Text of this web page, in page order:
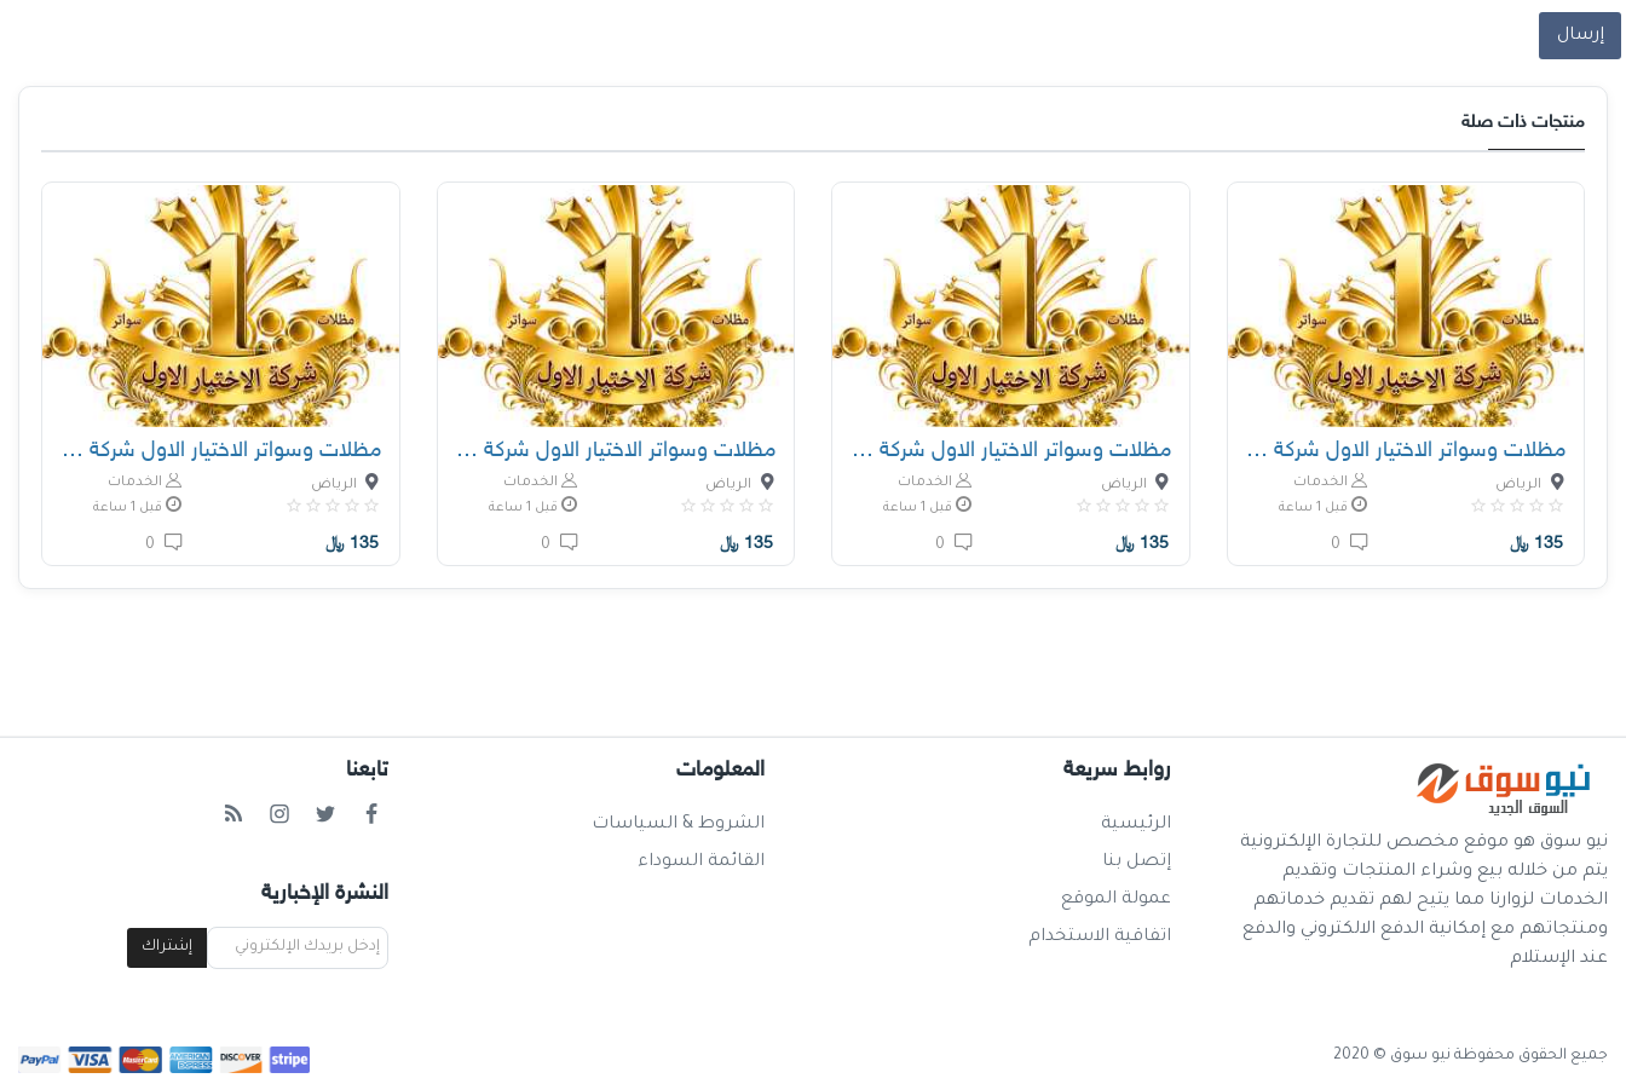
إرسال
منتجات ذات صلة
مظلات وسواتر الاختيار الاول شركة سواتر ومظلات
الخدمات الرياض
قبل 1 ساعة
135 ﷼
مظلات وسواتر الاختيار الاول شركة سواتر ومظلات
الخدمات الرياض
قبل 1 ساعة
135 ﷼
مظلات وسواتر الاختيار الاول شركة سواتر ومظلات
الخدمات الرياض
قبل 1 ساعة
135 ﷼
مظلات وسواتر الاختيار الاول شركة سواتر ومظلات
الخدمات الرياض
قبل 1 ساعة
135 ﷼
نيو سوق هو موقع مخصص للتجارة الإلكترونية
يتم من خلاله بيع وشراء المنتجات وتقديم
الخدمات لزوارنا مما يتيح لهم تقديم خدماتهم
ومنتجاتهم مع إمكانية الدفع الالكتروني والدفع
عند الإستلام
روابط سريعة
الرئيسية
إتصل بنا
عمولة الموقع
اتفاقية الاستخدام
المعلومات
الشروط & السياسات
القائمة السوداء
تابعنا
النشرة الإخبارية
إشتراك
جميع الحقوق محفوظة نيو سوق © 2020